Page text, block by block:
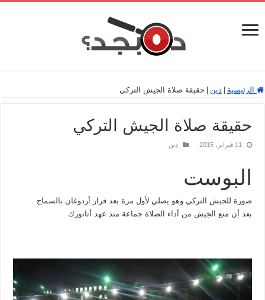
الرئيسية دين حقيقة صلاة الجيش التركي
حقيقة صلاة الجيش التركي
11 فبراير، 2015 دين
البوست
صورة للجيش التركي وهو يصلي لأول مرة بعد قرار ‫أردوغان‬ بالسماح
بعد أن منع الجيش من أداء الصلاة جماعة منذ عهد ‫‏أتاتورك‬